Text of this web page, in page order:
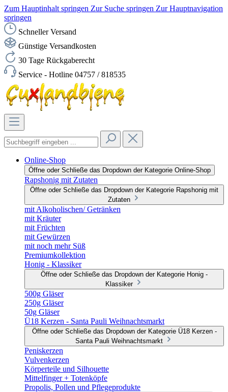
Zum Hauptinhalt springen Zur Suche springen Zur Hauptnavigation
springen
Schneller Versand
Günstige Versandkosten
30 Tage Rückgaberecht
Service - Hotline 04757 / 818535
Online-Shop
Öffne oder Schließe das Dropdown der Kategorie Online-Shop
Rapshonig mit Zutaten
Öffne oder Schließe das Dropdown der Kategorie Rapshonig mit
Zutaten
mit Alkoholischen/ Getränken
mit Kräuter
mit Früchten
mit Gewürzen
mit noch mehr Süß
Premiumkollektion
Honig - Klassiker
Öffne oder Schließe das Dropdown der Kategorie Honig -
Klassiker
500g Gläser
250g Gläser
50g Gläser
Ü18 Kerzen - Santa Pauli Weihnachtsmarkt
Öffne oder Schließe das Dropdown der Kategorie Ü18 Kerzen -
Santa Pauli Weihnachtsmarkt
Peniskerzen
Vulvenkerzen
Körperteile und Silhouette
Mittelfinger + Totenköpfe
Propolis, Pollen und Pflegeprodukte